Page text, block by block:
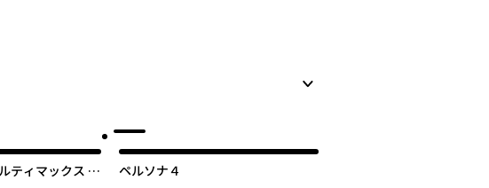
ティマックス ウ
ペルソナ４